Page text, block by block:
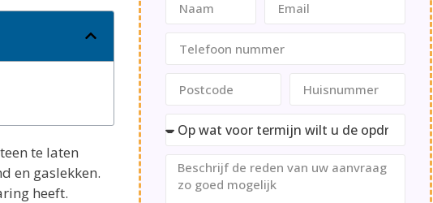
te laten
en gaslekken.
heeft.